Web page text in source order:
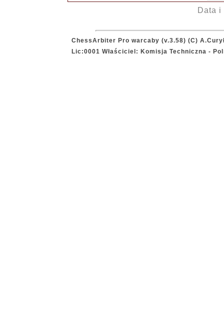
Data
ChessArbiter Pro warcaby (v.3.58) (C)
Lic:0001 Właściciel: Komisja Techniczna -